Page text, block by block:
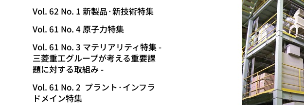
Vol. 62 No. 1 新製品·新技術特集
Vol. 61 No. 4 原子力特集
Vol. 61 No. 3 マテリアリティ特集 -
三菱重工グループが考える重要課
題に対する取組み -
Vol. 61 No. 2 プラント·インフラ
ドメイン特集